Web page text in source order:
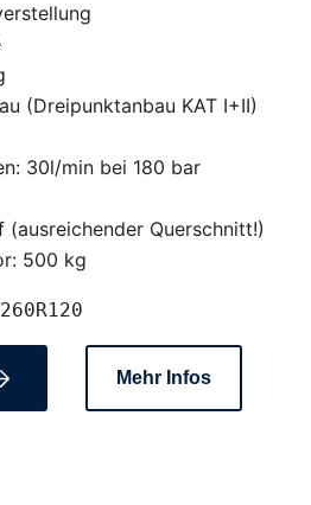
(Dreipunktanbau KAT I+II)
30l/min bei 180 bar
(ausreichender Querschnitt!)
500 kg
Mehr Infos